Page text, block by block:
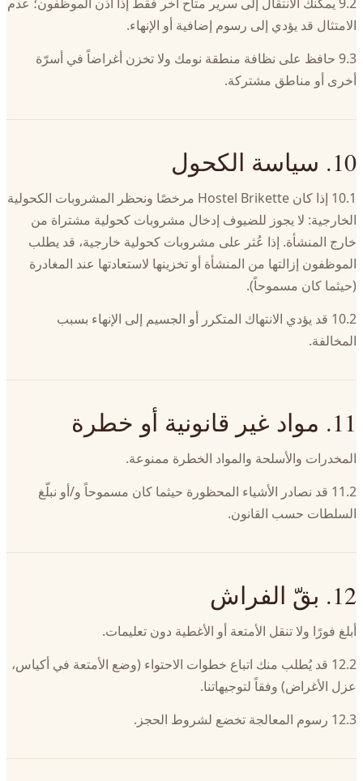
الامتثال قد يؤدي إلى رسوم إضافية أو الإنهاء.
9.3 حافظ على نظافة منطقة نومك ولا تخزن أغراضاً في أسرّة
أخرى أو مناطق مشتركة.
10. سياسة الكحول
10.1 إذا كان Hostel Brikette مرخصًا ونحظر المشروبات الكحولية
الخارجية: لا يجوز للضيوف إدخال مشروبات كحولية مشتراة من
خارج المنشأة. إذا عُثر على مشروبات كحولية خارجية، قد يطلب
الموظفون إزالتها من المنشأة أو تخزينها لاستعادتها عند المغادرة
(حيثما كان مسموحاً).
10.2 قد يؤدي الانتهاك المتكرر أو الجسيم إلى الإنهاء بسبب
المخالفة.
11. مواد غير قانونية أو خطرة
المخدرات والأسلحة والمواد الخطرة ممنوعة.
11.2 قد نصادر الأشياء المحظورة حيثما كان مسموحاً و/أو نبلّغ
السلطات حسب القانون.
12. بقّ الفراش
أبلغ فورًا ولا تنقل الأمتعة أو الأغطية دون تعليمات.
12.2 قد يُطلب منك اتباع خطوات الاحتواء (وضع الأمتعة في أكياس،
عزل الأغراض) وفقاً لتوجيهاتنا.
12.3 رسوم المعالجة تخضع لشروط الحجز.